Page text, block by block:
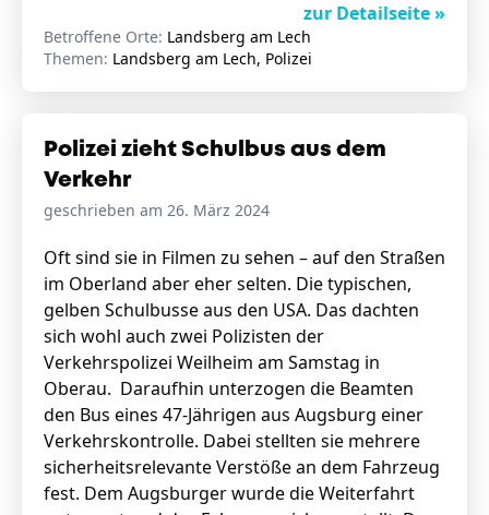
zur Detailseite »
Betroffene Orte: Landsberg am Lech
Themen: Landsberg am Lech, Polizei
Polizei zieht Schulbus aus dem
Verkehr
geschrieben am 26. März 2024
Oft sind sie in Filmen zu sehen – auf den Straßen
im Oberland aber eher selten. Die typischen,
gelben Schulbusse aus den USA. Das dachten
sich wohl auch zwei Polizisten der
Verkehrspolizei Weilheim am Samstag in
Oberau. Daraufhin unterzogen die Beamten
den Bus eines 47-Jährigen aus Augsburg einer
Verkehrskontrolle. Dabei stellten sie mehrere
sicherheitsrelevante Verstöße an dem Fahrzeug
fest. Dem Augsburger wurde die Weiterfahrt